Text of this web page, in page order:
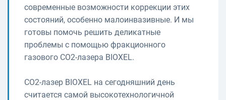
современные возможности коррекции этих
состояний, особенно малоинвазивные. И мы
готовы помочь решить деликатные
проблемы с помощью фракционного
газового СО2-лазера BIOXEL.
СО2-лазер BIOXEL на сегодняшний день
считается самой высокотехнологичной